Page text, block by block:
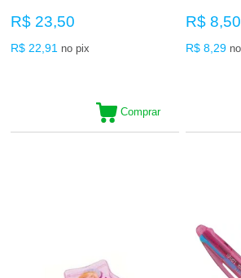
R$ 23,50
R$ 22,91 no pix
Comprar
R$ 8,50
R$ 8,29